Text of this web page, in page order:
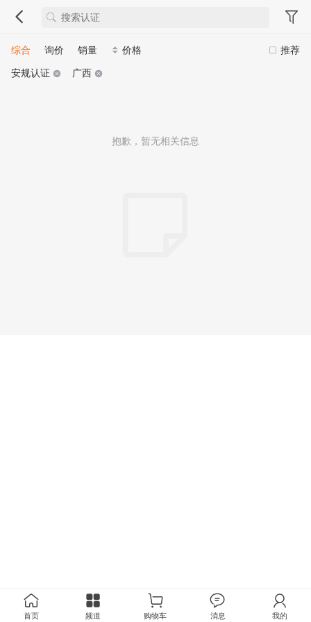
推荐
综合 询价 销量
价格
安规认证
广西
抱歉，暂无相关信息
首页 频道 购物车 消息 我的